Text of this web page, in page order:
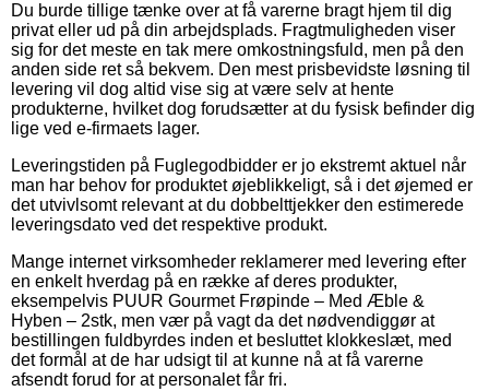
Du burde tillige tænke over at få varerne bragt hjem til dig
privat eller ud på din arbejdsplads. Fragtmuligheden viser
sig for det meste en tak mere omkostningsfuld, men på den
anden side ret så bekvem. Den mest prisbevidste løsning til
levering vil dog altid vise sig at være selv at hente
produkterne, hvilket dog forudsætter at du fysisk befinder dig
lige ved e-firmaets lager.
Leveringstiden på Fuglegodbidder er jo ekstremt aktuel når
man har behov for produktet øjeblikkeligt, så i det øjemed er
det utvivlsomt relevant at du dobbelttjekker den estimerede
leveringsdato ved det respektive produkt.
Mange internet virksomheder reklamerer med levering efter
en enkelt hverdag på en række af deres produkter,
eksempelvis PUUR Gourmet Frøpinde – Med Æble &
Hyben – 2stk, men vær på vagt da det nødvendiggør at
bestillingen fuldbyrdes inden et besluttet klokkeslæt, med
det formål at de har udsigt til at kunne nå at få varerne
afsendt forud for at personalet får fri.